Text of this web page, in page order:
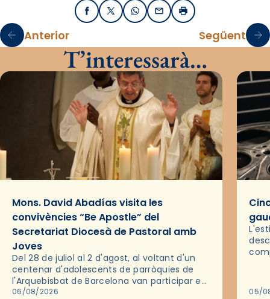
FacebookX / TwitterWhatsApp
EmailImprimir
Anterior Següent
T’interessarà…
Mons. David Abadías visita les
convivències “Be Apostle” del
Secretariat Diocesà de Pastoral amb
Joves
Del 28 de juliol al 2 d'agost, al voltant d'un
centenar d'adolescents de parròquies de
l'Arquebisbat de Barcelona van participar en
les convivències Be Apostle, organitzades
06/08/2026 05/